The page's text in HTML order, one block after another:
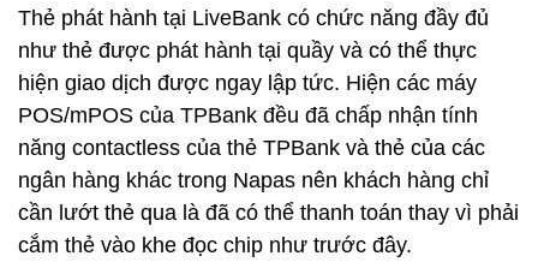
Thẻ phát hành tại LiveBank có chức năng đầy đủ
như thẻ được phát hành tại quầy và có thể thực
hiện giao dịch được ngay lập tức. Hiện các máy
POS/mPOS của TPBank đều đã chấp nhận tính
năng contactless của thẻ TPBank và thẻ của các
ngân hàng khác trong Napas nên khách hàng chỉ
cần lướt thẻ qua là đã có thể thanh toán thay vì phải
cắm thẻ vào khe đọc chip như trước đây.